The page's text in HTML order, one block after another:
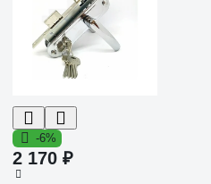
-6%
2 170 ₽